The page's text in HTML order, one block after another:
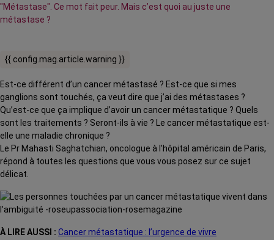
"Métastase". Ce mot fait peur. Mais c’est quoi au juste une
métastase ?
{{ config.mag.article.warning }}
Est-ce différent d’un cancer métastasé ? Est-ce que si mes
ganglions sont touchés, ça veut dire que j’ai des métastases ?
Qu’est-ce que ça implique d’avoir un cancer métastatique ? Quels
sont les traitements ? Seront-ils à vie ? Le cancer métastatique est-
elle une maladie chronique ?
Le Pr Mahasti Saghatchian, oncologue à l’hôpital américain de Paris,
répond à toutes les questions que vous vous posez sur ce sujet
délicat.
À LIRE AUSSI : Cancer métastatique : l’urgence de vivre